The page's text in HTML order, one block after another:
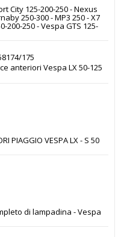
City 125-200-250 - Nexus
250-300 - MP3 250 - X7
200-250 - Vespa GTS 125-
175
anteriori Vespa LX 50-125
PIAGGIO VESPA LX - S 50
di lampadina - Vespa